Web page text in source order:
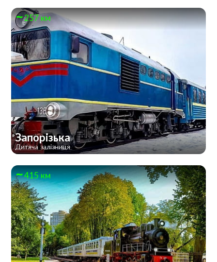
257 км
Запорізька
Дитяча залізниця
415 км